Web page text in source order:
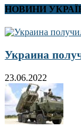
НОВИНИ
Украина
23.06.2022